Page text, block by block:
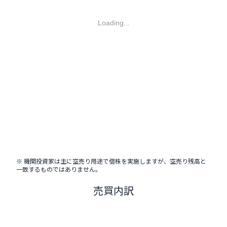
Loading...
※ 機関投資家は主に空売り用途で借株を実施しますが、空売り残高と
一致するものではありません。
売買内訳